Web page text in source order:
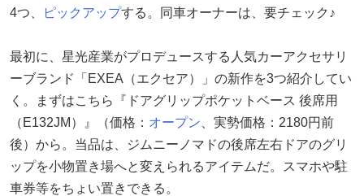
4つ、
ピックアップする。同車オーナーは、要チェック♪
最初に、星光産業がプロデュースする人気カーアクセサリ
ーブランド「EXEA（エクセア）」の新作を3つ紹介してい
く。まずはこちら『ドアグリップポケットベース 後席用
（E132JM）』（価格： オープン 、実勢価格：2180円前
後）から。当品は、ジムニーノマドの後席左右ドアのグリ
ップを小物置き場へと変えられるアイテムだ。スマホや駐
車券等をちょい置きできる。